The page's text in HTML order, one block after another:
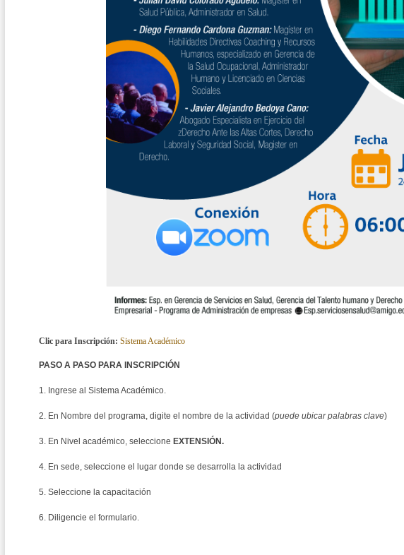
Clic para Inscripción: Sistema Académico
PASO A PASO PARA INSCRIPCIÓN
1. Ingrese al Sistema Académico.
2. En Nombre del programa, digite el nombre de la actividad (puede ubicar palabras clave)
3. En Nivel académico, seleccione EXTENSIÓN.
4. En sede, seleccione el lugar donde se desarrolla la actividad
5. Seleccione la capacitación
6. Diligencie el formulario.